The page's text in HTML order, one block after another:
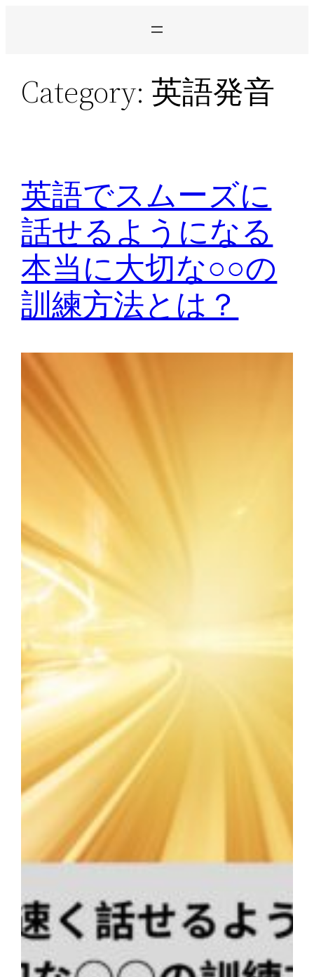
Category:英語発音
英語でスムーズに
話せるようになる
本当に大切な○○の
訓練方法とは？